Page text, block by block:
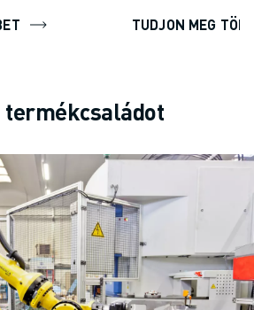
TUDJON MEG
termékcsaládot